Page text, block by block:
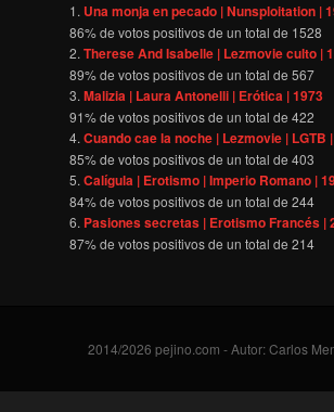
Una monja en pecado | Nunsploitation |
86% de votos positivos de un total de 1528
Therese And Isabelle | Lezmovie culto |
89% de votos positivos de un total de567
Malizia | Laura Antonelli | Erótica | 1973
91% de votos positivos de un total de422
Cuando cae la noche | Lezmovie | LGTB
85% de votos positivos de un total de403
Calígula | Erotismo | Imperio Romano |
84% de votos positivos de un total de244
Pasiones secretas | Erotismo Francés |
87% de votos positivos de un total de214
2014/2026 pejino.com - Autor: Carlos